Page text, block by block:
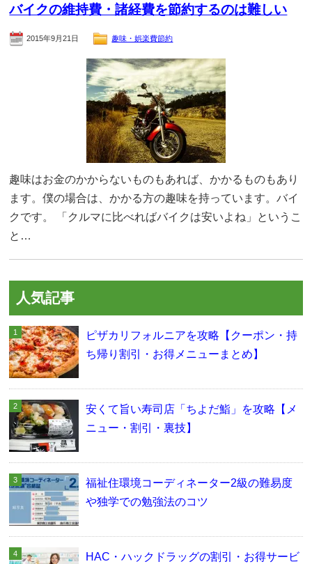
バイクの維持費・諸経費を節約するのは難しい
2015年9月21日 趣味・娯楽費節約
趣味はお金のかからないものもあれば、かかるものもあり
ます。僕の場合は、かかる方の趣味を持っています。バイ
クです。 「クルマに比べればバイクは安いよね」というこ
と…
人気記事
ピザカリフォルニアを攻略【クーポン・持
ち帰り割引・お得メニューまとめ】
安くて旨い寿司店「ちよだ鮨」を攻略【メ
ニュー・割引・裏技】
福祉住環境コーディネーター2級の難易度
や独学での勉強法のコツ
HAC・ハックドラッグの割引・お得サービ